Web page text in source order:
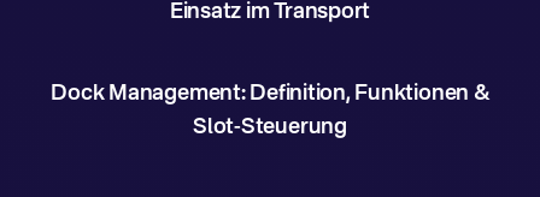
Einsatz im Transport
Dock Management: Definition, Funktionen &
Slot-Steuerung